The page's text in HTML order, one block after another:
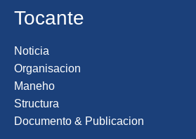
Tocante
Noticia
Organisacion
Maneho
Structura
Documento & Publicacion